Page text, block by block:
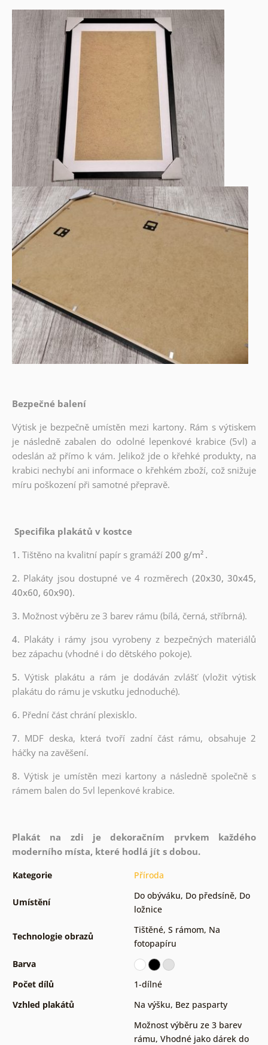
Bezpečné balení
Výtisk je bezpečně umístěn mezi kartony. Rám s výtiskem
je následně zabalen do odolné lepenkové krabice (5vl) a
odeslán až přímo k vám. Jelikož jde o křehké produkty, na
krabici nechybí ani informace o křehkém zboží, což snižuje
míru poškození při samotné přepravě.
Specifika plakátů v kostce
1. Tištěno na kvalitní papír s gramáží200 g/m² .
2. Plakáty jsou dostupné ve 4 rozměrech (20x30, 30x45,
40x60, 60x90).
3. Možnost výběru ze 3 barev rámu (bílá, černá, stříbrná).
4. Plakáty i rámy jsou vyrobeny z bezpečných materiálů
bez zápachu (vhodné i do dětského pokoje).
5.Výtisk plakátu a rám je dodáván zvlášť (vložit výtisk
plakátu do rámu je vskutku jednoduché).
6. Přední část chrání plexisklo.
7. MDF deska, která tvoří zadní část rámu, obsahuje 2
háčky na zavěšení.
8. Výtisk je umístěn mezi kartony a následně společně s
rámem balen do 5vl lepenkové krabice.
Plakát na zdi je dekoračním prvkem každého
moderního místa, které hodlá jít s dobou.
Kategorie Příroda
Umístění
Do obýváku, Do předsíně, Do
ložnice
Technologie obrazů
Tištěné, S rámom, Na
fotopapíru
Barva
Počet dílů
1-dílné
Vzhled plakátů
Na výšku, Bez pasparty
Možnost výběru ze 3 barev
rámu, Vhodné jako dárek do